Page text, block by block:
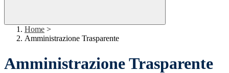
Home >
Amministrazione Trasparente
Amministrazione Trasparente